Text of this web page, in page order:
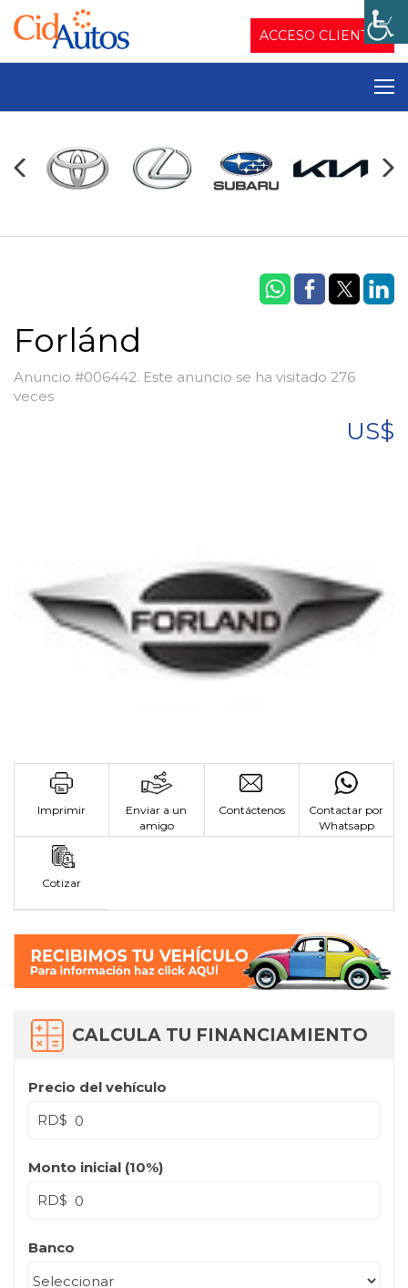
ACCESO CLIENTES
Forlánd
Anuncio #006442. Este anuncio se ha visitado 276
veces
US$
Imprimir
Enviar a un
amigo
Contáctenos
Contactar por
Whatsapp
Cotizar
CALCULA TU FINANCIAMIENTO
Precio del vehículo
RD$
Monto inicial (10%)
RD$
Banco